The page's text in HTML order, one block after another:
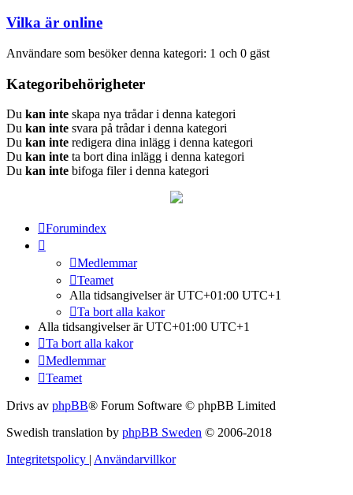
Vilka är online
Användare som besöker denna kategori: 1 och 0 gäst
Kategoribehörigheter
Du kan inte skapa nya trådar i denna kategori
Du kan inte svara på trådar i denna kategori
Du kan inte redigera dina inlägg i denna kategori
Du kan inte ta bort dina inlägg i denna kategori
Du kan inte bifoga filer i denna kategori
Forumindex
Medlemmar
Teamet
Alla tidsangivelser är UTC+01:00 UTC+1
Ta bort alla kakor
Alla tidsangivelser är UTC+01:00 UTC+1
Ta bort alla kakor
Medlemmar
Teamet
Drivs av phpBB® Forum Software © phpBB Limited
Swedish translation by phpBB Sweden © 2006-2018
Integritetspolicy Användarvillkor